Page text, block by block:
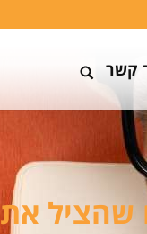
קשר
שהציל